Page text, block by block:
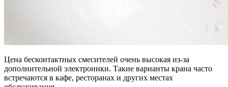
Цена бесконтактных смесителей очень высокая из-за
дополнительной электроники. Такие варианты крана часто
встречаются в кафе, ресторанах и других местах